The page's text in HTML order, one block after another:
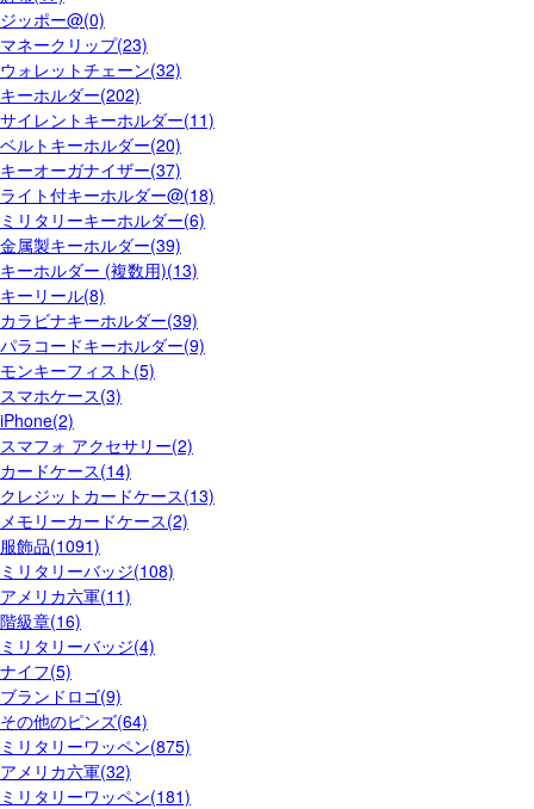
ジッポー@(0)
マネークリップ(23)
ウォレットチェーン(32)
キーホルダー(202)
サイレントキーホルダー(11)
ベルトキーホルダー(20)
キーオーガナイザー(37)
ライト付キーホルダー@(18)
ミリタリーキーホルダー(6)
金属製キーホルダー(39)
キーホルダー (複数用)(13)
キーリール(8)
カラビナキーホルダー(39)
パラコードキーホルダー(9)
モンキーフィスト(5)
スマホケース(3)
iPhone(2)
スマフォ アクセサリー(2)
カードケース(14)
クレジットカードケース(13)
メモリーカードケース(2)
服飾品(1091)
ミリタリーバッジ(108)
アメリカ六軍(11)
階級章(16)
ミリタリーバッジ(4)
ナイフ(5)
ブランドロゴ(9)
その他のピンズ(64)
ミリタリーワッペン(875)
アメリカ六軍(32)
ミリタリーワッペン(181)